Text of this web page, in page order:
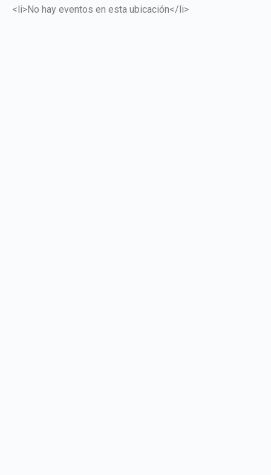
<li>No hay eventos en esta ubicación</li>